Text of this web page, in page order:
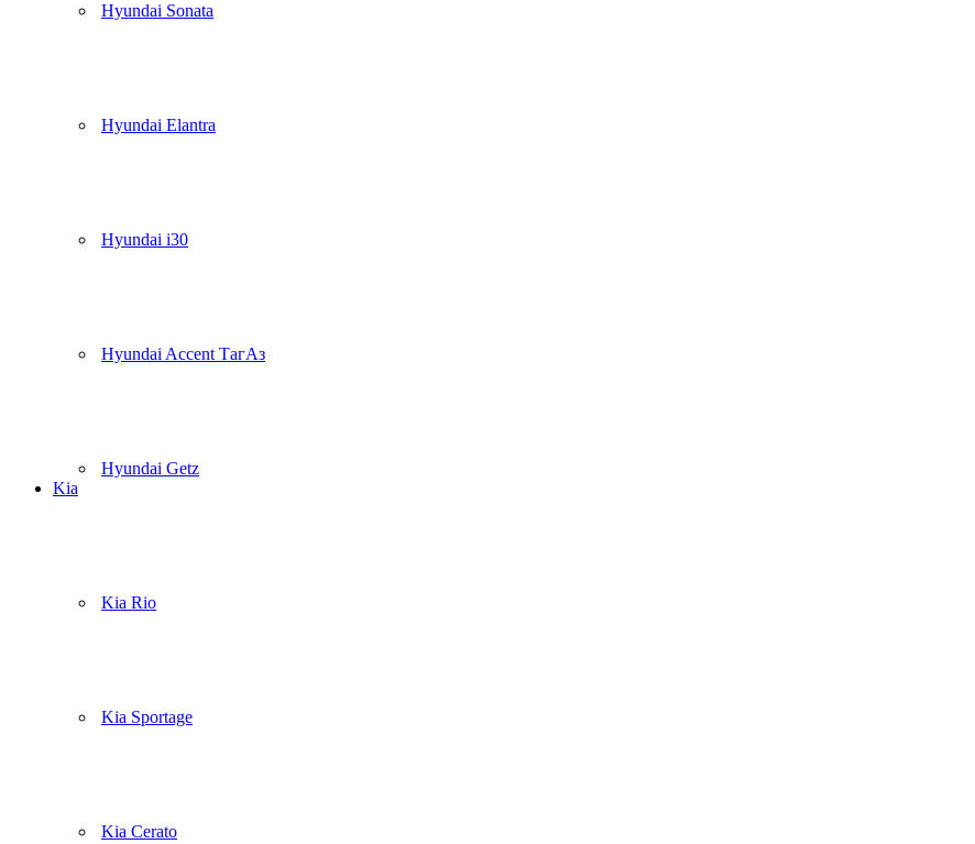
Hyundai Sonata
Hyundai Elantra
Hyundai i30
Hyundai Accent ТагАз
Hyundai Getz
Kia
Kia Rio
Kia Sportage
Kia Cerato